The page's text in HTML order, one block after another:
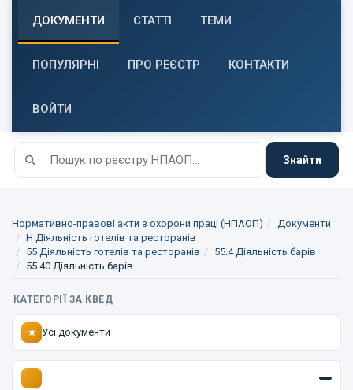
ДОКУМЕНТИ СТАТТІ ТЕМИ
ПОПУЛЯРНІ ПРО РЕЄСТР КОНТАКТИ
ВОЙТИ
Знайти
Нормативно-правові акти з охорони праці (НПАОП)
Документи
H Діяльність готелів та ресторанів
55 Діяльність готелів та ресторанів
55.4 Діяльність барів
55.40 Діяльність барів
КАТЕГОРІЇ ЗА КВЕД
★ Усі документи